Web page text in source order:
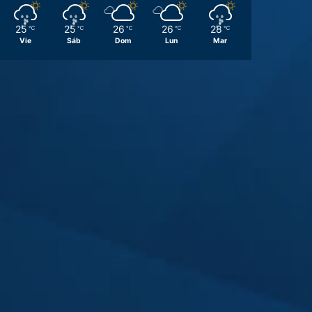
25 ℃
Vie
25 ℃
Sáb
26 ℃
Dom
26 ℃
Lun
28 ℃
Mar